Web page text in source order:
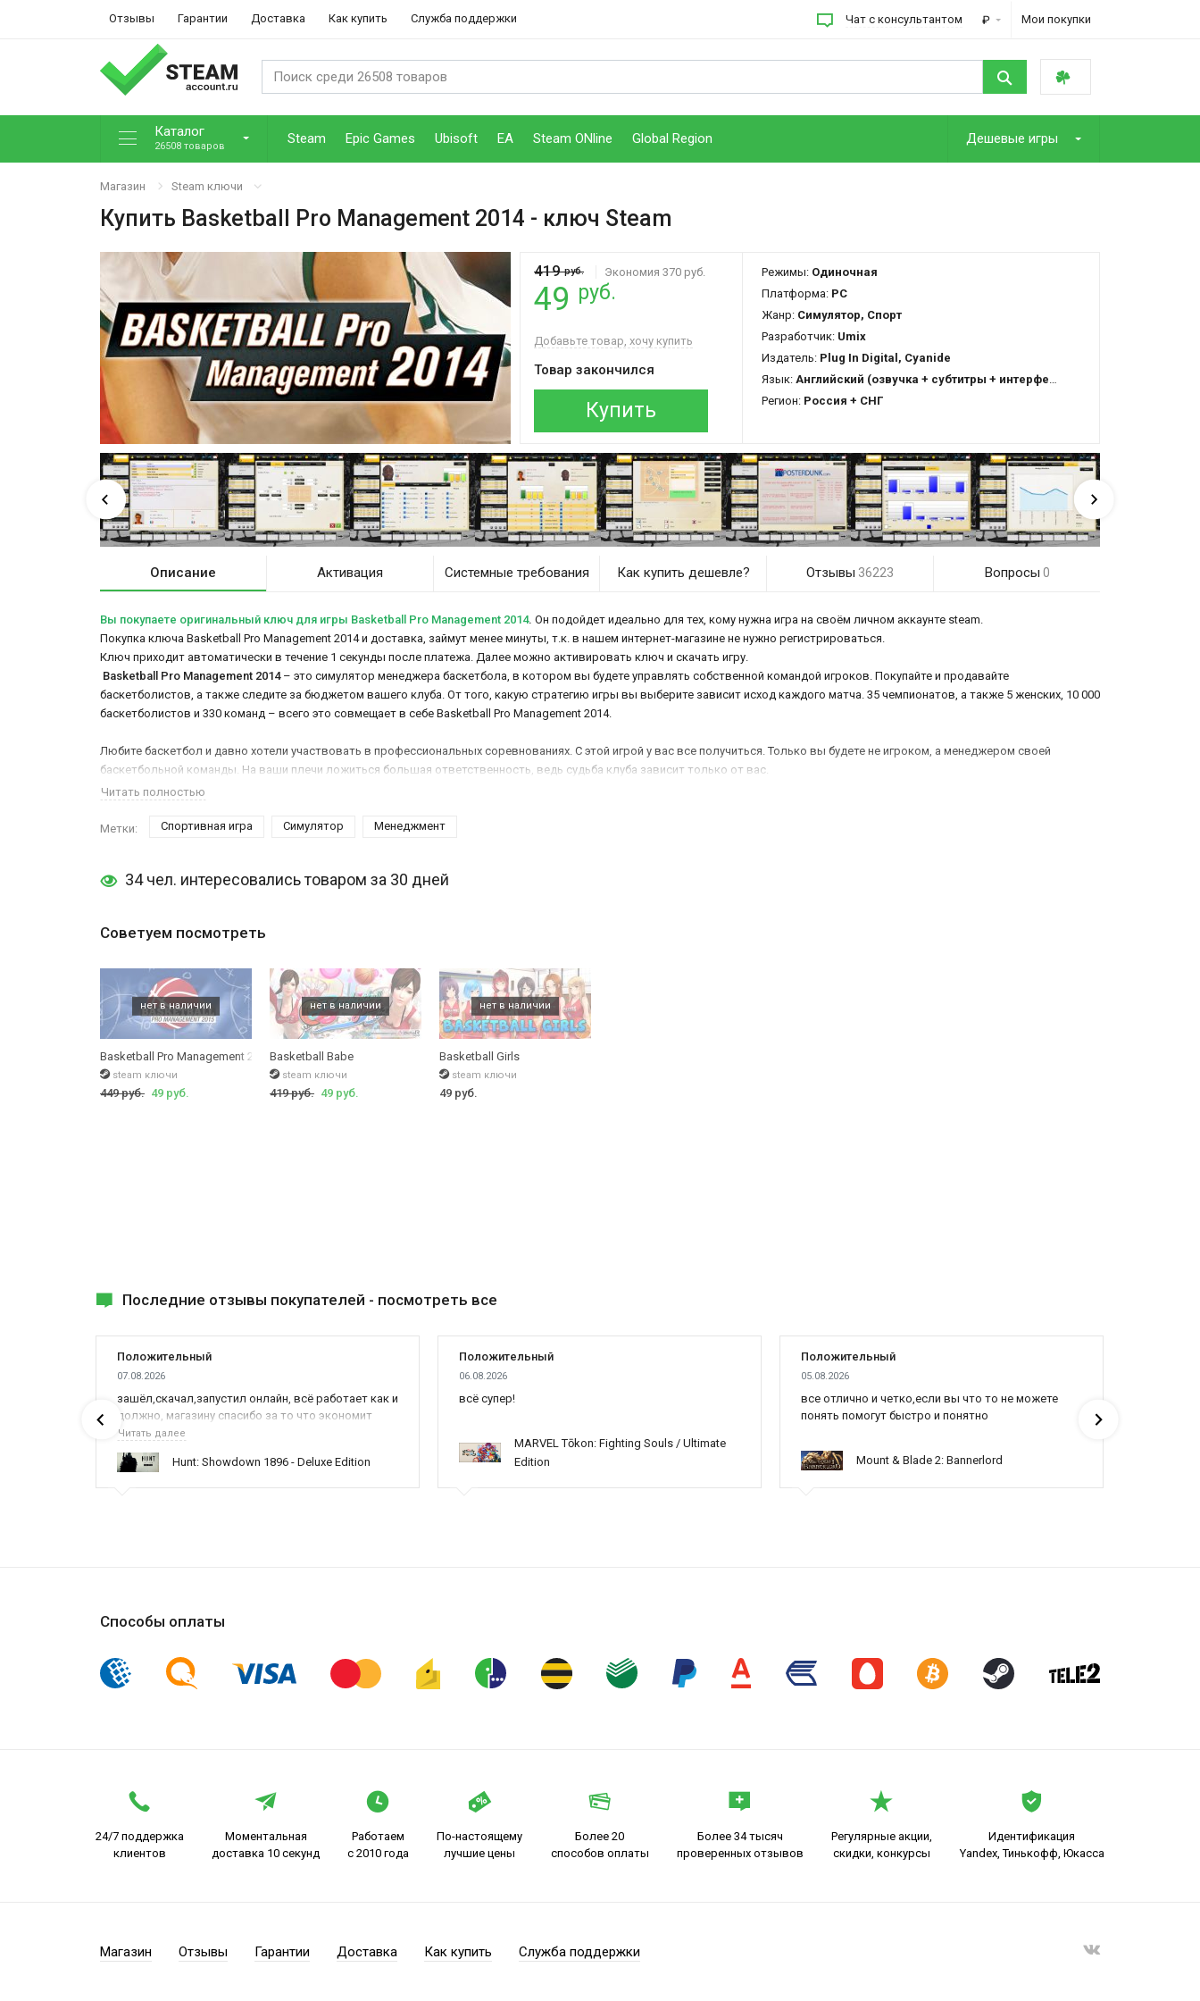
Отзывы Гарантии Доставка Как купить Служба поддержки Чат с консультантом ₽ Мои покупки
Каталог
26508 товаров Steam Epic Games Ubisoft EA Steam ONline Global Region Дешевые игры
Магазин Steam ключи
Купить Basketball Pro Management 2014 - ключ Steam
419руб. Экономия 370 руб.
49 руб.
Добавьте товар, хочу купить
Товар закончился
Купить
Режимы: Одиночная
Платформа: PC
Жанр: Симулятор, Спорт
Разработчик: Umix
Издатель: Plug In Digital, Cyanide
Язык: Английский (озвучка + субтитры + интерфейс)
Регион: Россия + СНГ
Описание Активация Системные требования Как купить дешевле? Отзывы 36223 Вопросы 0
Вы покупаете оригинальный ключ для игры Basketball Pro Management 2014. Он подойдет идеально для тех, кому нужна игра на своём личном аккаунте steam.
Покупка ключа Basketball Pro Management 2014 и доставка, займут менее минуты, т.к. в нашем интернет-магазине не нужно регистрироваться.
Ключ приходит автоматически в течение 1 секунды после платежа. Далее можно активировать ключ и скачать игру.
Basketball Pro Management 2014 – это симулятор менеджера баскетбола, в котором вы будете управлять собственной командой игроков. Покупайте и продавайте
баскетболистов, а также следите за бюджетом вашего клуба. От того, какую стратегию игры вы выберите зависит исход каждого матча. 35 чемпионатов, а также 5 женских, 10 000
баскетболистов и 330 команд – всего это совмещает в себе Basketball Pro Management 2014.
Любите баскетбол и давно хотели участвовать в профессиональных соревнованиях. С этой игрой у вас все получиться. Только вы будете не игроком, а менеджером своей
баскетбольной команды. На ваши плечи ложиться большая ответственность, ведь судьба клуба зависит только от вас.
Читать полностью
Метки: Спортивная игра Симулятор Менеджмент
34 чел. интересовались товаром за 30 дней
Советуем посмотреть
Basketball Pro Management 2015
steam ключи
449 руб. 49 руб.
Basketball Babe
steam ключи
419 руб. 49 руб.
Basketball Girls
steam ключи
49 руб.
Последние отзывы покупателей - посмотреть все
Положительный
07.08.2026
зашёл,скачал,запустил онлайн, всё работает как и
должно, магазину спасибо за то что экономит
наше время,нервы и деньги, ребята вы красава
всех только вы и оказываете помощь
Читать далее
Hunt: Showdown 1896 - Deluxe Edition
Положительный
06.08.2026
всё супер!
MARVEL Tōkon: Fighting Souls / Ultimate
Edition
Положительный
05.08.2026
все отлично и четко,если вы что то не можете
понять помогут быстро и понятно
Mount & Blade 2: Bannerlord
Способы оплаты
24/7 поддержка
клиентов
Моментальная
доставка 10 секунд
Работаем
с 2010 года
По-настоящему
лучшие цены
Более 20
способов оплаты
Более 34 тысяч
проверенных отзывов
Регулярные акции,
скидки, конкурсы
Идентификация
Yandex, Тинькофф, Юкасса
Магазин Отзывы Гарантии Доставка Как купить Служба поддержки